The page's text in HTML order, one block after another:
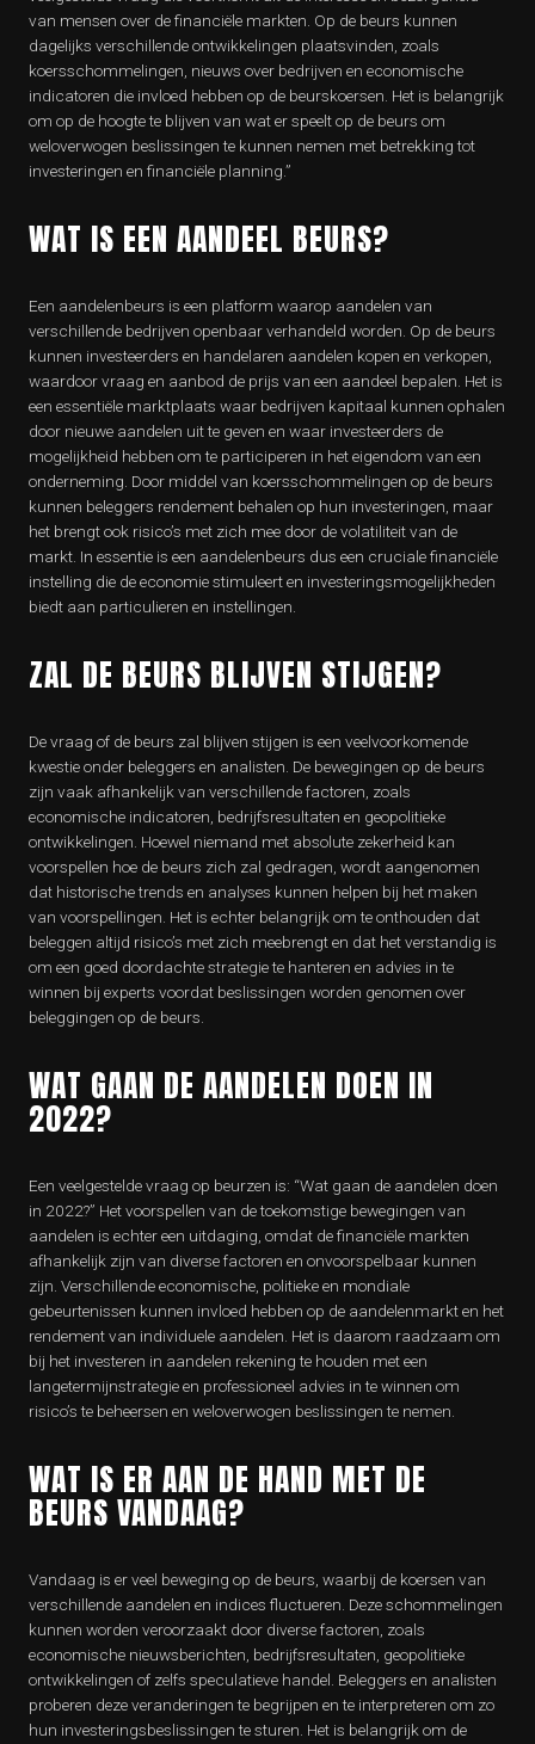
van mensen over de financiële markten. Op de beurs kunnen
dagelijks verschillende ontwikkelingen plaatsvinden, zoals
koersschommelingen, nieuws over bedrijven en economische
indicatoren die invloed hebben op de beurskoersen. Het is belangrijk
om op de hoogte te blijven van wat er speelt op de beurs om
weloverwogen beslissingen te kunnen nemen met betrekking tot
investeringen en financiële planning.”
WAT IS EEN AANDEEL BEURS?
Een aandelenbeurs is een platform waarop aandelen van
verschillende bedrijven openbaar verhandeld worden. Op de beurs
kunnen investeerders en handelaren aandelen kopen en verkopen,
waardoor vraag en aanbod de prijs van een aandeel bepalen. Het is
een essentiële marktplaats waar bedrijven kapitaal kunnen ophalen
door nieuwe aandelen uit te geven en waar investeerders de
mogelijkheid hebben om te participeren in het eigendom van een
onderneming. Door middel van koersschommelingen op de beurs
kunnen beleggers rendement behalen op hun investeringen, maar
het brengt ook risico’s met zich mee door de volatiliteit van de
markt. In essentie is een aandelenbeurs dus een cruciale financiële
instelling die de economie stimuleert en investeringsmogelijkheden
biedt aan particulieren en instellingen.
ZAL DE BEURS BLIJVEN STIJGEN?
De vraag of de beurs zal blijven stijgen is een veelvoorkomende
kwestie onder beleggers en analisten. De bewegingen op de beurs
zijn vaak afhankelijk van verschillende factoren, zoals
economische indicatoren, bedrijfsresultaten en geopolitieke
ontwikkelingen. Hoewel niemand met absolute zekerheid kan
voorspellen hoe de beurs zich zal gedragen, wordt aangenomen
dat historische trends en analyses kunnen helpen bij het maken
van voorspellingen. Het is echter belangrijk om te onthouden dat
beleggen altijd risico’s met zich meebrengt en dat het verstandig is
om een goed doordachte strategie te hanteren en advies in te
winnen bij experts voordat beslissingen worden genomen over
beleggingen op de beurs.
WAT GAAN DE AANDELEN DOEN IN
2022?
Een veelgestelde vraag op beurzen is: “Wat gaan de aandelen doen
in 2022?” Het voorspellen van de toekomstige bewegingen van
aandelen is echter een uitdaging, omdat de financiële markten
afhankelijk zijn van diverse factoren en onvoorspelbaar kunnen
zijn. Verschillende economische, politieke en mondiale
gebeurtenissen kunnen invloed hebben op de aandelenmarkt en het
rendement van individuele aandelen. Het is daarom raadzaam om
bij het investeren in aandelen rekening te houden met een
langetermijnstrategie en professioneel advies in te winnen om
risico’s te beheersen en weloverwogen beslissingen te nemen.
WAT IS ER AAN DE HAND MET DE
BEURS VANDAAG?
Vandaag is er veel beweging op de beurs, waarbij de koersen van
verschillende aandelen en indices fluctueren. Deze schommelingen
kunnen worden veroorzaakt door diverse factoren, zoals
economische nieuwsberichten, bedrijfsresultaten, geopolitieke
ontwikkelingen of zelfs speculatieve handel. Beleggers en analisten
proberen deze veranderingen te begrijpen en te interpreteren om zo
hun investeringsbeslissingen te sturen. Het is belangrijk om de